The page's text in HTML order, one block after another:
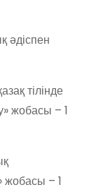
әдіспен
тілінде
жобасы – 1
– 1